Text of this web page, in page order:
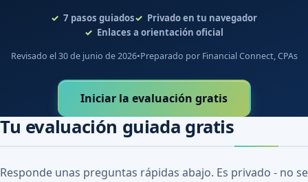
7 pasos guiados
Privado en tu navegador
Enlaces a orientación oficial
Revisado el 30 de junio de 2026•Preparado por Financial Connect, CPAs
Iniciar la evaluación gratis
Tu evaluación guiada gratis
Responde unas preguntas rápidas abajo. Es privado - no se